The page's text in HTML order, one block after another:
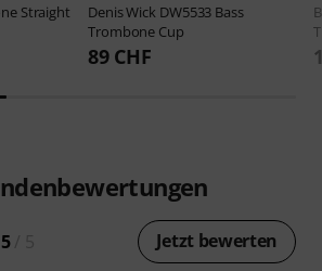
Straight
Denis Wick DW5533 Bass
Trombone Cup
89 CHF
5/ 5 Jetzt bewerten